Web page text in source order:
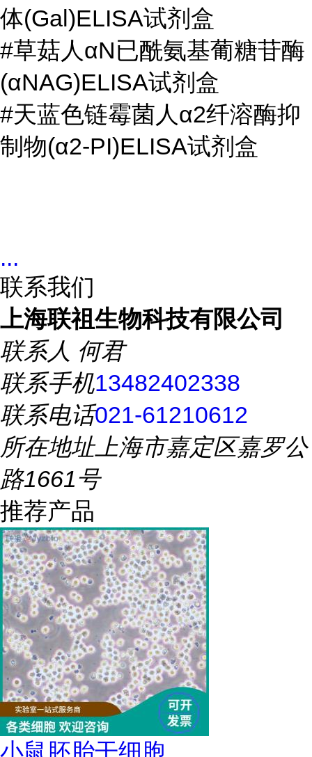
体(Gal)ELISA试剂盒
#草菇人αN已酰氨基葡糖苷酶
(αNAG)ELISA试剂盒
#天蓝色链霉菌人α2纤溶酶抑
制物(α2-PI)ELISA试剂盒
...
联系我们
上海联祖生物科技有限公司
联系人 何君
联系手机13482402338
联系电话021-61210612
所在地址上海市嘉定区嘉罗公
路1661号
推荐产品
小鼠胚胎干细胞